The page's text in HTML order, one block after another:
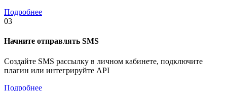
Подробнее
03
Начните отправлять SMS
Создайте SMS рассылку в личном кабинете, подключите
плагин или интегрируйте API
Подробнее